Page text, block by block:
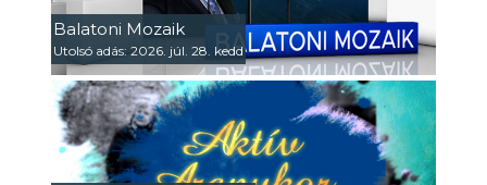
Balatoni Mozaik
Utolsó adás: 2026. júl. 28. kedd